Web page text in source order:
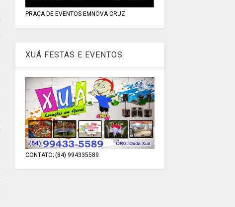
PRAÇA DE EVENTOS EMNOVA CRUZ
XUÁ FESTAS E EVENTOS
CONTATO; (84) 994335589